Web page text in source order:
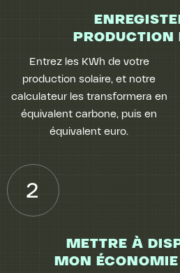
PRODUCTION
Entrez les KWh de votre
production solaire, et notre
calculateur les transformera en
équivalent carbone, puis en
équivalent euro.
2
METTRE À
MON